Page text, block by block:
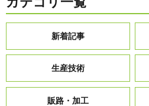
新着記事
生産技術
販路・加工